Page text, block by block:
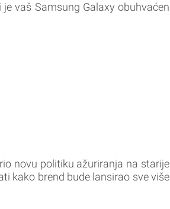
vaš Samsung Galaxy obuhvaćen
novu politiku ažuriranja na starije
kako brend bude lansirao sve više